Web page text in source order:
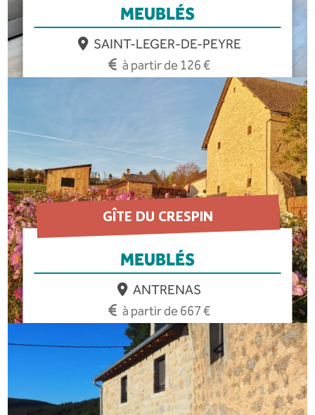
MEUBLÉS
SAINT-LEGER-DE-PEYRE
à partir de 126 €
GÎTE DU CRESPIN
MEUBLÉS
ANTRENAS
à partir de 667 €
EN SAVOIR PLUS